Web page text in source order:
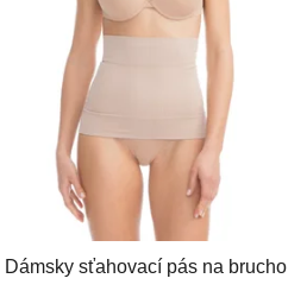
Dámsky sťahovací pás na brucho